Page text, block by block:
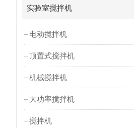
实验室搅拌机
电动搅拌机
顶置式搅拌机
机械搅拌机
大功率搅拌机
搅拌机